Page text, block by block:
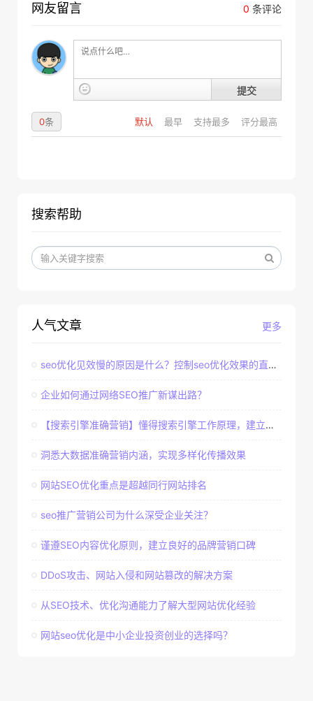
0 条评论
网友留言
提交
默认 最早 支持最多 评分最高
0条
搜索帮助
更多
人气文章
seo优化见效慢的原因是什么？控制seo优化效果的直接因素
企业如何通过网络SEO推广新谋出路？
【搜索引擎准确营销】懂得搜索引擎工作原理，建立准确客户群体
洞悉大数据准确营销内涵，实现多样化传播效果
网站SEO优化重点是超越同行网站排名
seo推广营销公司为什么深受企业关注？
谨遵SEO内容优化原则，建立良好的品牌营销口碑
DDoS攻击、网站入侵和网站篡改的解决方案
从SEO技术、优化沟通能力了解大型网站优化经验
网站seo优化是中小企业投资创业的选择吗？